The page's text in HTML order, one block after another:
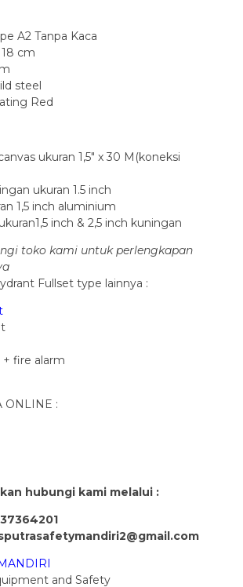
A2 Tanpa Kaca
cm
steel
Red
ukuran 1,5″ x 30 M(koneksi
ukuran 1.5 inch
1,5 inch aluminium
inch & 2,5 inch kuningan
toko kami untuk perlengkapan
Fullset type lainnya :
fire alarm
ONLINE :
hubungi kami melalui :
and Safety